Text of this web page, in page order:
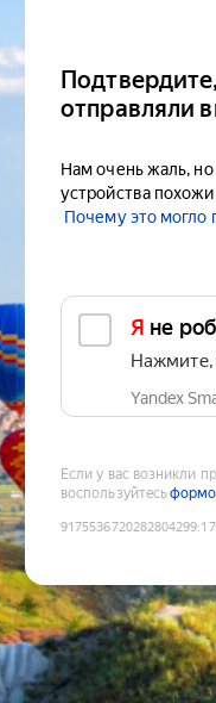
отправляли
Нам очень жаль,
устройства
Почему это могло
Я не
Нажмите,
Yandex
Если у вас возникли
воспользуйтесь
9175536720282804299: